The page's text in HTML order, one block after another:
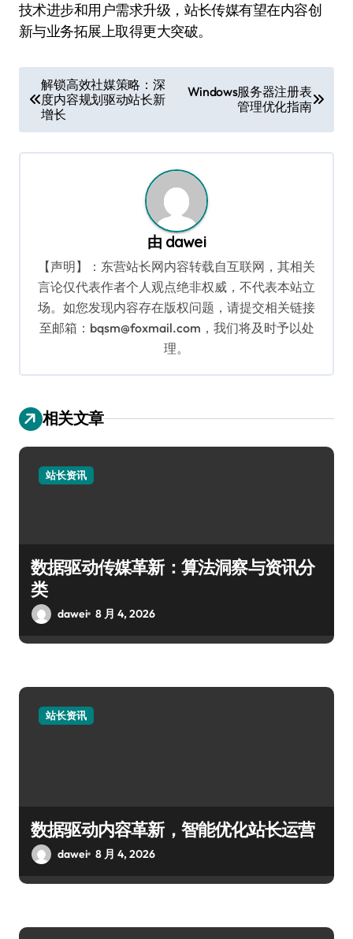
技术进步和用户需求升级，站长传媒有望在内容创
新与业务拓展上取得更大突破。
章
导
航
解锁高效社媒策略：深
度内容规划驱动站长新
增长
Windows服务器注册表
管理优化指南
由 dawei
【声明】：东营站长网内容转载自互联网，其相关
言论仅代表作者个人观点绝非权威，不代表本站立
场。如您发现内容存在版权问题，请提交相关链接
至邮箱：bqsm@foxmail.com，我们将及时予以处
理。
相关文章
站长资讯
数据驱动传媒革新：算法洞察与资讯分
类
dawei 8 月 4, 2026
站长资讯
数据驱动内容革新，智能优化站长运营
dawei 8 月 4, 2026